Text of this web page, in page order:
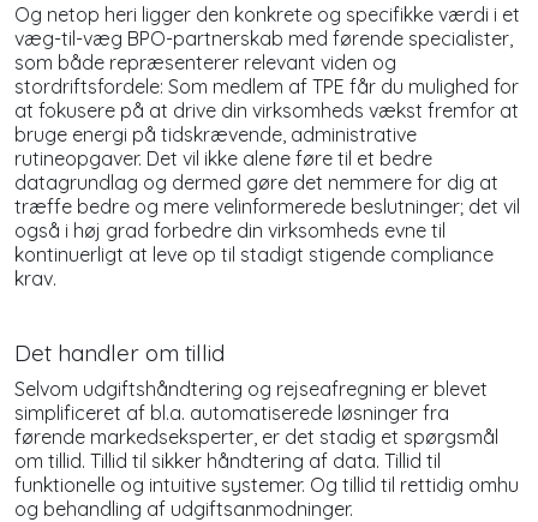
Og netop heri ligger den konkrete og specifikke værdi i et
væg-til-væg BPO-partnerskab med førende specialister,
som både repræsenterer relevant viden og
stordriftsfordele: Som medlem af TPE får du mulighed for
at fokusere på at drive din virksomheds vækst fremfor at
bruge energi på tidskrævende, administrative
rutineopgaver. Det vil ikke alene føre til et bedre
datagrundlag og dermed gøre det nemmere for dig at
træffe bedre og mere velinformerede beslutninger; det vil
også i høj grad forbedre din virksomheds evne til
kontinuerligt at leve op til stadigt stigende compliance
krav.
Det handler om tillid
Selvom udgiftshåndtering og rejseafregning er blevet
simplificeret af bl.a. automatiserede løsninger fra
førende markedseksperter, er det stadig et spørgsmål
om tillid. Tillid til sikker håndtering af data. Tillid til
funktionelle og intuitive systemer. Og tillid til rettidig omhu
og behandling af udgiftsanmodninger.